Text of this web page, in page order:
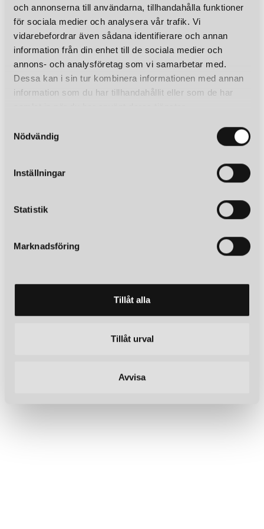
och annonserna till användarna, tillhandahålla funktioner
för sociala medier och analysera vår trafik. Vi
vidarebefordrar även sådana identifierare och annan
information från din enhet till de sociala medier och
annons- och analysföretag som vi samarbetar med.
Dessa kan i sin tur kombinera informationen med annan
information som du har tillhandahållit eller som de har
Nödvändig
Inställningar
Statistik
Marknadsföring
Tillåt alla
Tillåt urval
Avvisa